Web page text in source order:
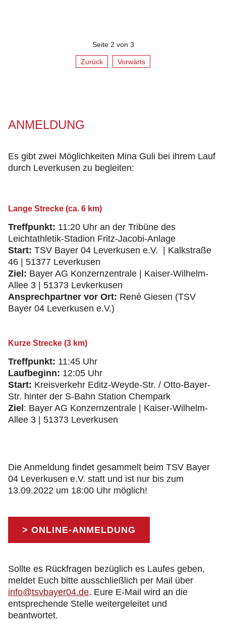
Seite 2 von 3
Zurück Vorwärts
ANMELDUNG
Es gibt zwei Möglichkeiten Mina Guli bei ihrem Lauf
durch Leverkusen zu begleiten:
Lange Strecke (ca. 6 km)
Treffpunkt: 11:20 Uhr an der Tribüne des
Leichtathletik-Stadion Fritz-Jacobi-Anlage
Start: TSV Bayer 04 Leverkusen e.V. | Kalkstraße
46 | 51377 Leverkusen
Ziel: Bayer AG Konzernzentrale | Kaiser-Wilhelm-
Allee 3 | 51373 Levkerkusen
Ansprechpartner vor Ort: René Giesen (TSV
Bayer 04 Leverkusen e.V.)
Kurze Strecke (3 km)
Treffpunkt: 11:45 Uhr
Laufbeginn: 12:05 Uhr
Start: Kreisverkehr Editz-Weyde-Str. / Otto-Bayer-
Str. hinter der S-Bahn Station Chempark
Ziel : Bayer AG Konzernzentrale | Kaiser-Wilhelm-
Allee 3 | 51373 Leverkusen
Die Anmeldung findet gesammelt beim TSV Bayer
04 Leverkusen e.V. statt und ist nur bis zum
13.09.2022 um 18:00 Uhr möglich!
> ONLINE-ANMELDUNG
Sollte es Rückfragen bezüglich es Laufes geben,
meldet Euch bitte ausschließlich per Mail über
info@tsvbayer04.de. Eure E-Mail wird an die
entsprechende Stelle weitergeleitet und
beantwortet.